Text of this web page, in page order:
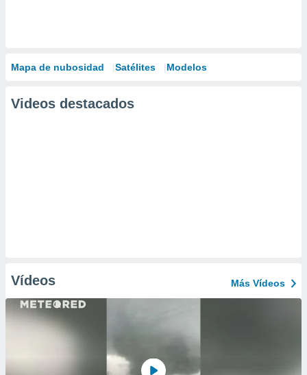
Mapa de nubosidad Satélites Modelos
Videos destacados
Vídeos Más Vídeos